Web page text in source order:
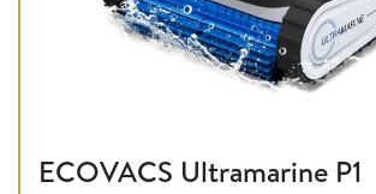
ECOVACS Ultramarine P1